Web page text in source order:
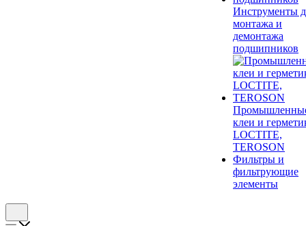
Инструменты
монтажа и
демонтажа
подшипников
клеи и
LOCTITE,
TEROSON
Фильтры и
фильтрующие
элементы